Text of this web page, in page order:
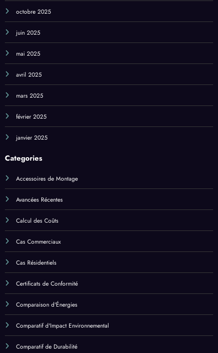
juin 2025
mai 2025
avril 2025
mars 2025
février 2025
janvier 2025
Categories
Calcul des Coûts
Cas Commerciaux
Cas Résidentiels
Certificats de Conformité
Comparaison d'Énergies
Comparatif d'Impact Environnemental
Comparatif de Durabilité
Comparatif de Garanties